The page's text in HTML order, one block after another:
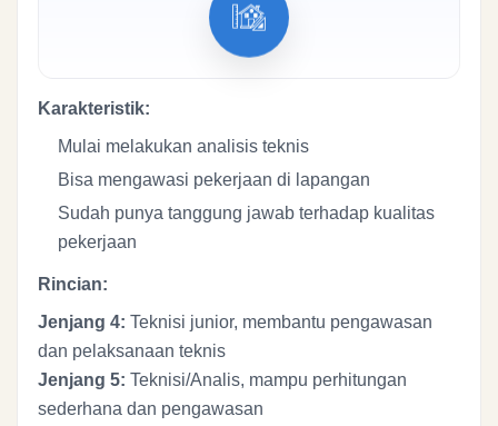
Karakteristik:
Mulai melakukan analisis teknis
Bisa mengawasi pekerjaan di lapangan
Sudah punya tanggung jawab terhadap kualitas
pekerjaan
Rincian:
Jenjang 4: Teknisi junior, membantu pengawasan
dan pelaksanaan teknis
Jenjang 5: Teknisi/Analis, mampu perhitungan
sederhana dan pengawasan